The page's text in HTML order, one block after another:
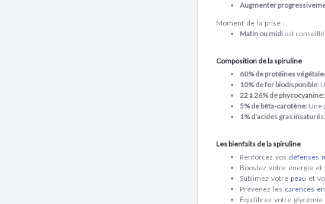
Augmenter
Moment de la prise :
Matin ou midi est
Composition de la spiruline
60% de protéines
10% de fer biodisponible:
22 à 26% de phycocyanine:
5% de bêta-carotène: Une
1% d'acides gras insaturés:
Les bienfaits de la spiruline
Renforcez vos défenses
Boostez votre énergie et
Sublimez votre peau et
Prévenez les carences
Équilibrez votre